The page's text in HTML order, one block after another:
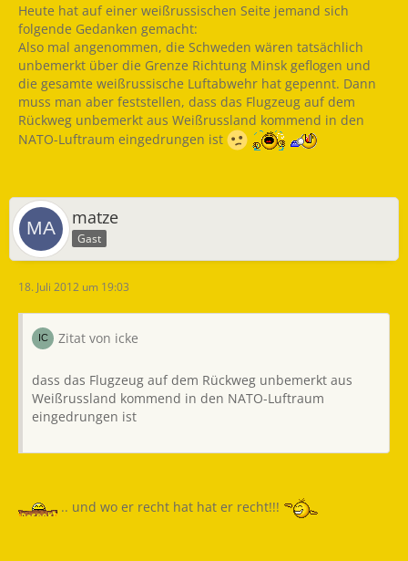
Heute hat auf einer weißrussischen Seite jemand sich
folgende Gedanken gemacht:
Also mal angenommen, die Schweden wären tatsächlich
unbemerkt über die Grenze Richtung Minsk geflogen und
die gesamte weißrussische Luftabwehr hat gepennt. Dann
muss man aber feststellen, dass das Flugzeug auf dem
Rückweg unbemerkt aus Weißrussland kommend in den
NATO-Luftraum eingedrungen ist
matze
Gast
18. Juli 2012 um 19:03
Zitat von icke
dass das Flugzeug auf dem Rückweg unbemerkt aus
Weißrussland kommend in den NATO-Luftraum
eingedrungen ist
.. und wo er recht hat hat er recht!!!